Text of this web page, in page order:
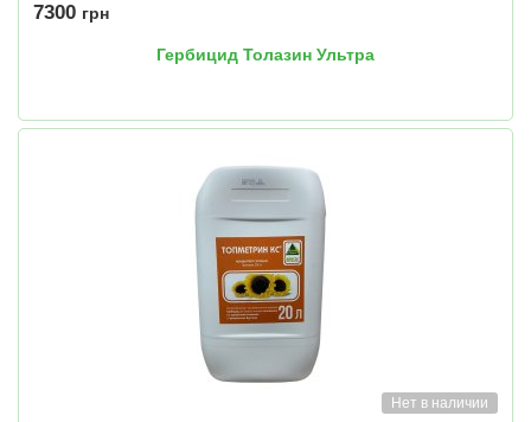
7300 грн
Гербицид Толазин Ультра
Нет в наличии